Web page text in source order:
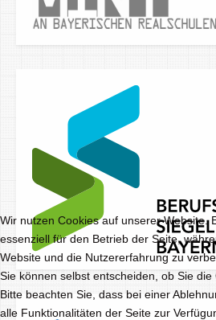
Wir nutzen Cookies auf unserer Website.
essenziell für den Betrieb der Seite,
Website und die Nutzererfahrung zu
Sie können selbst entscheiden, ob Sie die
Bitte beachten Sie, dass bei einer
alle Funktionalitäten der Seite zur